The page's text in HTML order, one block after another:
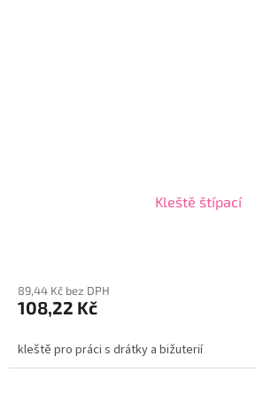
Kleště štípací
89,44 Kč bez DPH
108,22 Kč
kleště pro práci s drátky a bižuterií